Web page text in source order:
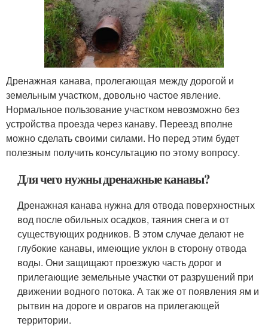
Дренажная канава, пролегающая между дорогой и
земельным участком, довольно частое явление.
Нормальное пользование участком невозможно без
устройства проезда через канаву. Переезд вполне
можно сделать своими силами. Но перед этим будет
полезным получить консультацию по этому вопросу.
Для чего нужны дренажные канавы?
Дренажная канава нужна для отвода поверхностных
вод после обильных осадков, таяния снега и от
существующих родников. В этом случае делают не
глубокие канавы, имеющие уклон в сторону отвода
воды. Они защищают проезжую часть дорог и
прилегающие земельные участки от разрушений при
движении водного потока. А так же от появления ям и
рытвин на дороге и оврагов на прилегающей
территории.